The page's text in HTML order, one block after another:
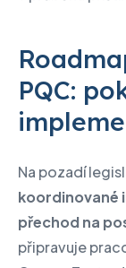
PQC:
Na pozadí
koordinované
přechod na
připravuje